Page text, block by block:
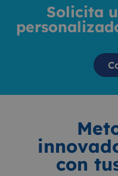
Solicita
con